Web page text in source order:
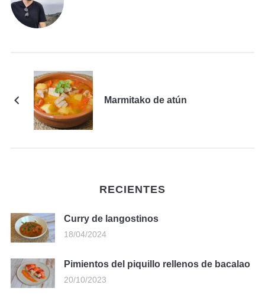
Marmitako de atún
RECIENTES
Curry de langostinos
18/04/2024
Pimientos del piquillo rellenos de bacalao
20/10/2023